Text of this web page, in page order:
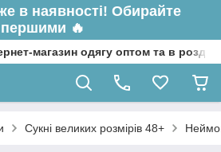
в наявності! Обирайте
першими 🔥
магазин одягу оптом та в
Сукні великих розмірів 48+